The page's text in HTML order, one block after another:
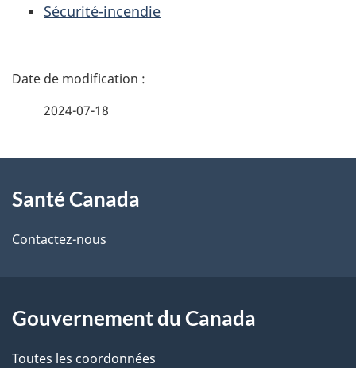
Sécurité-incendie
D
i
l
d
e
2024-07-18
propos
de
site
Santé Canada
Contactez-nous
Gouvernement du Canada
Toutes les coordonnées